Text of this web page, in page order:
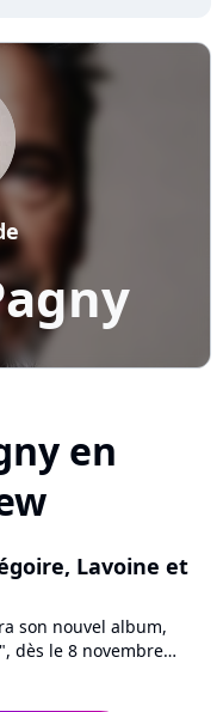
en
Lavoine et
son nouvel album,
dès le 8 novembre
lequel collaborent